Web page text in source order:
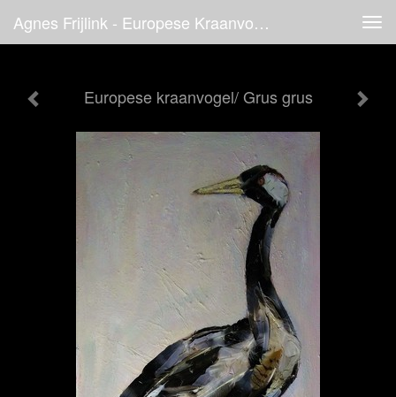
Agnes Frijlink - Europese Kraanvogel/ Grus Grus
Europese kraanvogel/ Grus grus